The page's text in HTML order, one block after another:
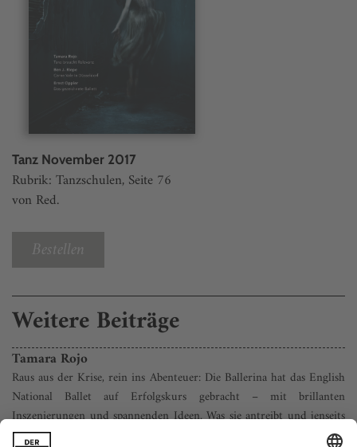
Tanz November 2017
Rubrik: Tanzschulen, Seite 76
von Red.
Bestellen
Weitere Beiträge
Tamara Rojo
Raus aus der Krise, rein ins Abenteuer: Die Ballerina hat das English
National Ballet auf Erfolgskurs gebracht – mit brillanten
Inszenierungen und spannenden Ideen. Was sie antreibt und jenseits
der Kunst sonst so umtreibt, erzählt sie Dorion Weickmann